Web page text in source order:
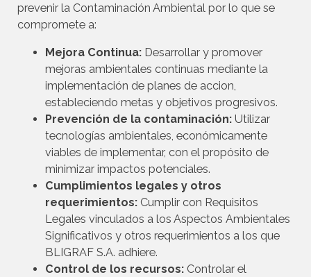
prevenir la Contaminación Ambiental por lo que se
compromete a:
Mejora Continua: Desarrollar y promover
mejoras ambientales continuas mediante la
implementación de planes de accion,
estableciendo metas y objetivos progresivos.
Prevención de la contaminación: Utilizar
tecnologías ambientales, económicamente
viables de implementar, con el propósito de
minimizar impactos potenciales.
Cumplimientos legales y otros
requerimientos: Cumplir con Requisitos
Legales vinculados a los Aspectos Ambientales
Significativos y otros requerimientos a los que
BLIGRAF S.A. adhiere.
Control de los recursos: Controlar el